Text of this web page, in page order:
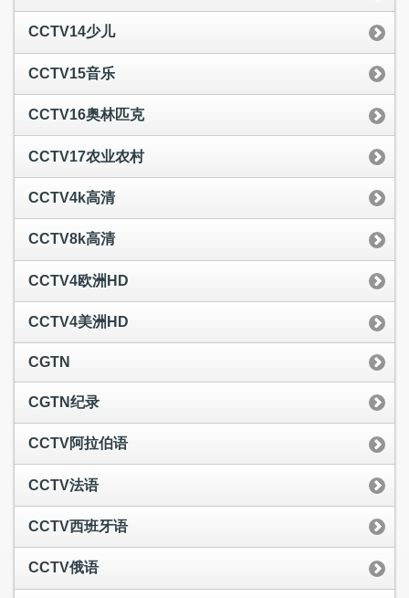
CCTV14少儿
CCTV15音乐
CCTV16奥林匹克
CCTV17农业农村
CCTV4k高清
CCTV8k高清
CCTV4欧洲HD
CCTV4美洲HD
CGTN
CGTN纪录
CCTV阿拉伯语
CCTV法语
CCTV西班牙语
CCTV俄语